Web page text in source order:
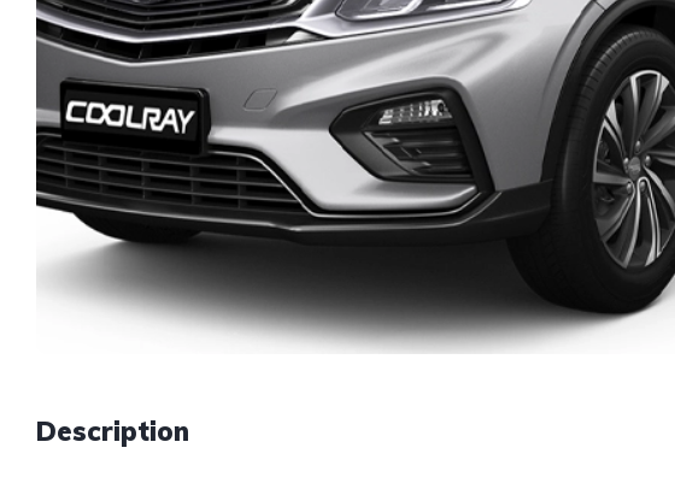
Description